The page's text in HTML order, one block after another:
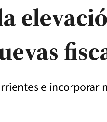
e incorporar